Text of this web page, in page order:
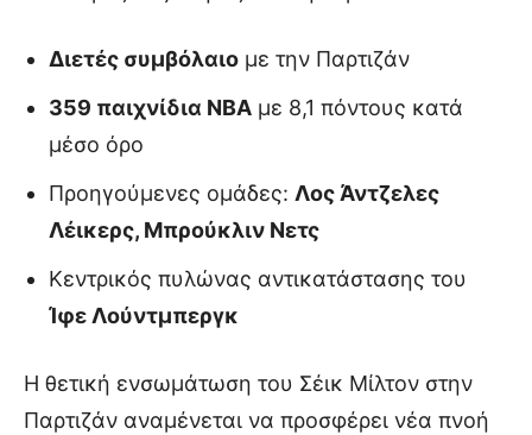
Διετές συμβόλαιο με την Παρτιζάν
359 παιχνίδια NBA με 8,1 πόντους κατά
μέσο όρο
Προηγούμενες ομάδες: Λος Άντζελες
Λέικερς, Μπρούκλιν Νετς
Κεντρικός πυλώνας αντικατάστασης του
Ίφε Λούντμπεργκ
Η θετική ενσωμάτωση του Σέικ Μίλτον στην
Παρτιζάν αναμένεται να προσφέρει νέα πνοή